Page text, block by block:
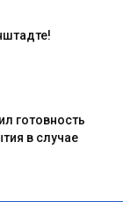
готовность
в случае